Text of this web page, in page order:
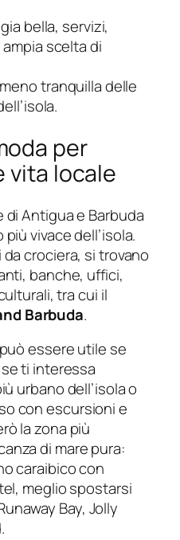
bella, servizi,
scelta di
meno tranquilla delle
per
vita locale
di Antigua e Barbuda
vivace dell’isola.
crociera, si trovano
banche, uffici,
tra cui il
Barbuda.
essere utile se
ti interessa
urbano dell’isola o
con escursioni e
la zona più
di mare pura:
caraibico con
meglio spostarsi
Bay, Jolly